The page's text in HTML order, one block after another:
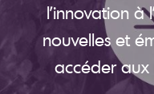
l’innovation à
nouvelles et
accéder aux